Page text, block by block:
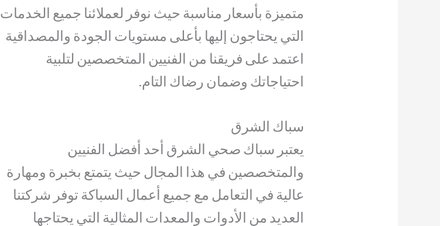
متميزة بأسعار مناسبة حيث نوفر لعملائنا جميع الخدمات
التي يحتاجون إليها بأعلى مستويات الجودة والمصداقية
اعتمد على فريقنا من الفنيين المتخصصين لتلبية
احتياجاتك وضمان رضاك التام.
سباك الشرق
يعتبر سباك صحي الشرق أحد أفضل الفنيين
والمتخصصين في هذا المجال حيث يتمتع بخبرة ومهارة
عالية في التعامل مع جميع أعمال السباكة توفر شركتنا
العديد من الأدوات والمعدات المثالية التي يحتاجها